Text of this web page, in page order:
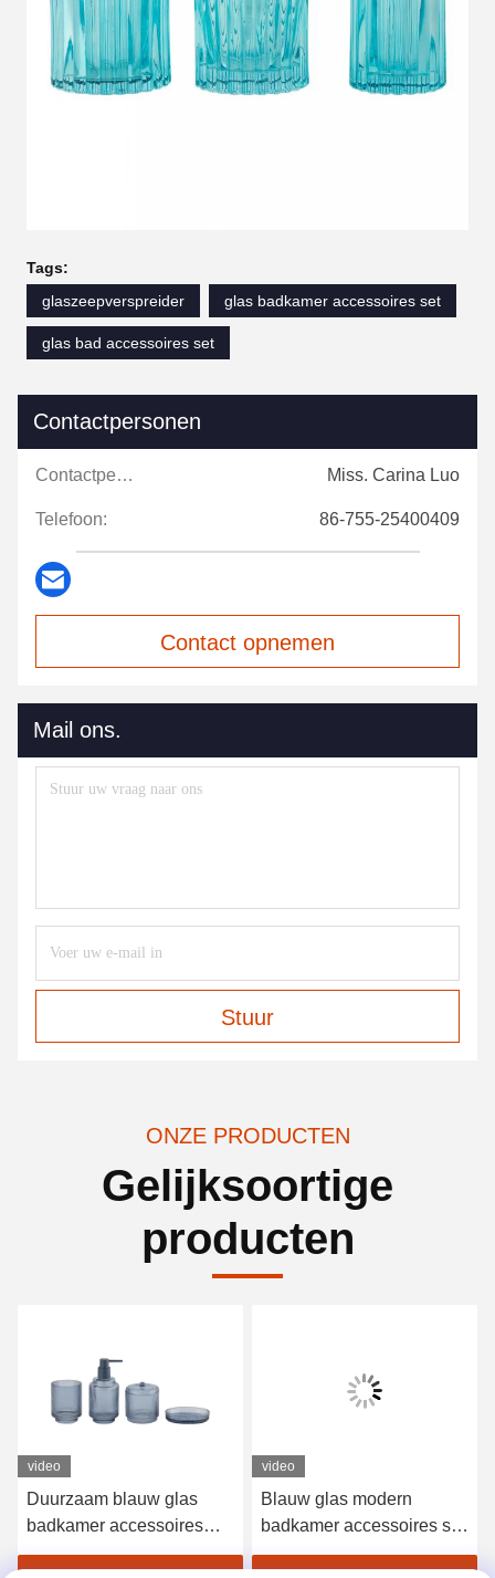
Tags:
glaszeepverspreider
glas badkamer accessoires set
glas bad accessoires set
Contactpersonen
Contactpersonen: Miss. Carina Luo
Telefoon: 86-755-25400409
Contact opnemen
Mail ons.
Stuur
ONZE PRODUCTEN
Gelijksoortige
producten
video
Duurzaam blauw glas
badkamer accessoires
Verticale streep glas
video
Blauw glas modern
badkamer accessoires set
4pcs gouden pomp hoofd